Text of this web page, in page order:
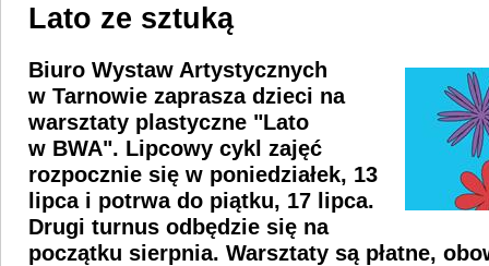
Lato ze sztuką
Biuro Wystaw Artystycznych
w Tarnowie zaprasza dzieci na
warsztaty plastyczne "Lato
w BWA". Lipcowy cykl zajęć
rozpocznie się w poniedziałek, 13
lipca i potrwa do piątku, 17 lipca.
Drugi turnus odbędzie się na
początku sierpnia. Warsztaty są płatne,